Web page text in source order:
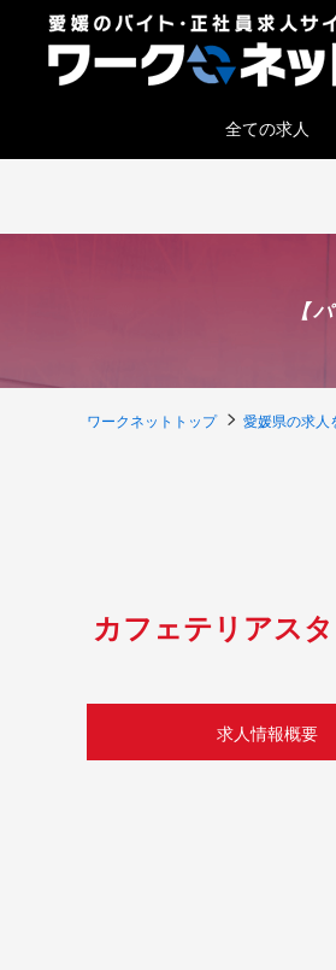
全ての求人
【
ワークネットトップ 愛媛県の求人
カフェテリアス
求人情報概要